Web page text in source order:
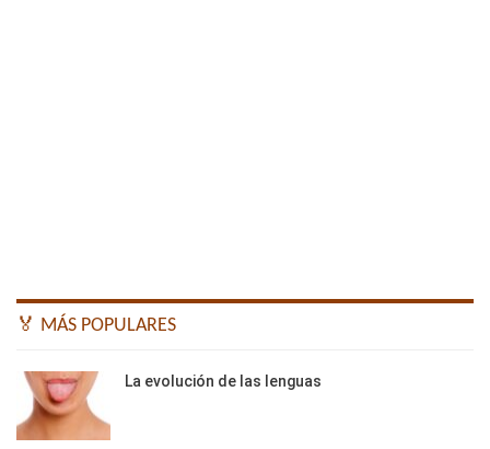
🏅 MÁS POPULARES
La evolución de las lenguas